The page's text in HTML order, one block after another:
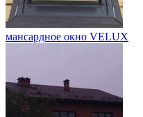
мансардное окно VELUX